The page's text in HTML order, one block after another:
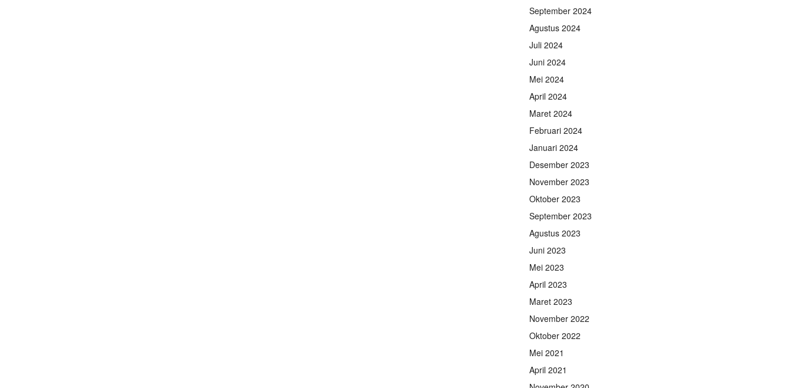
September 2024
Agustus 2024
Juli 2024
Juni 2024
Mei 2024
April 2024
Maret 2024
Februari 2024
Januari 2024
Desember 2023
November 2023
Oktober 2023
September 2023
Agustus 2023
Juni 2023
Mei 2023
April 2023
Maret 2023
November 2022
Oktober 2022
Mei 2021
April 2021